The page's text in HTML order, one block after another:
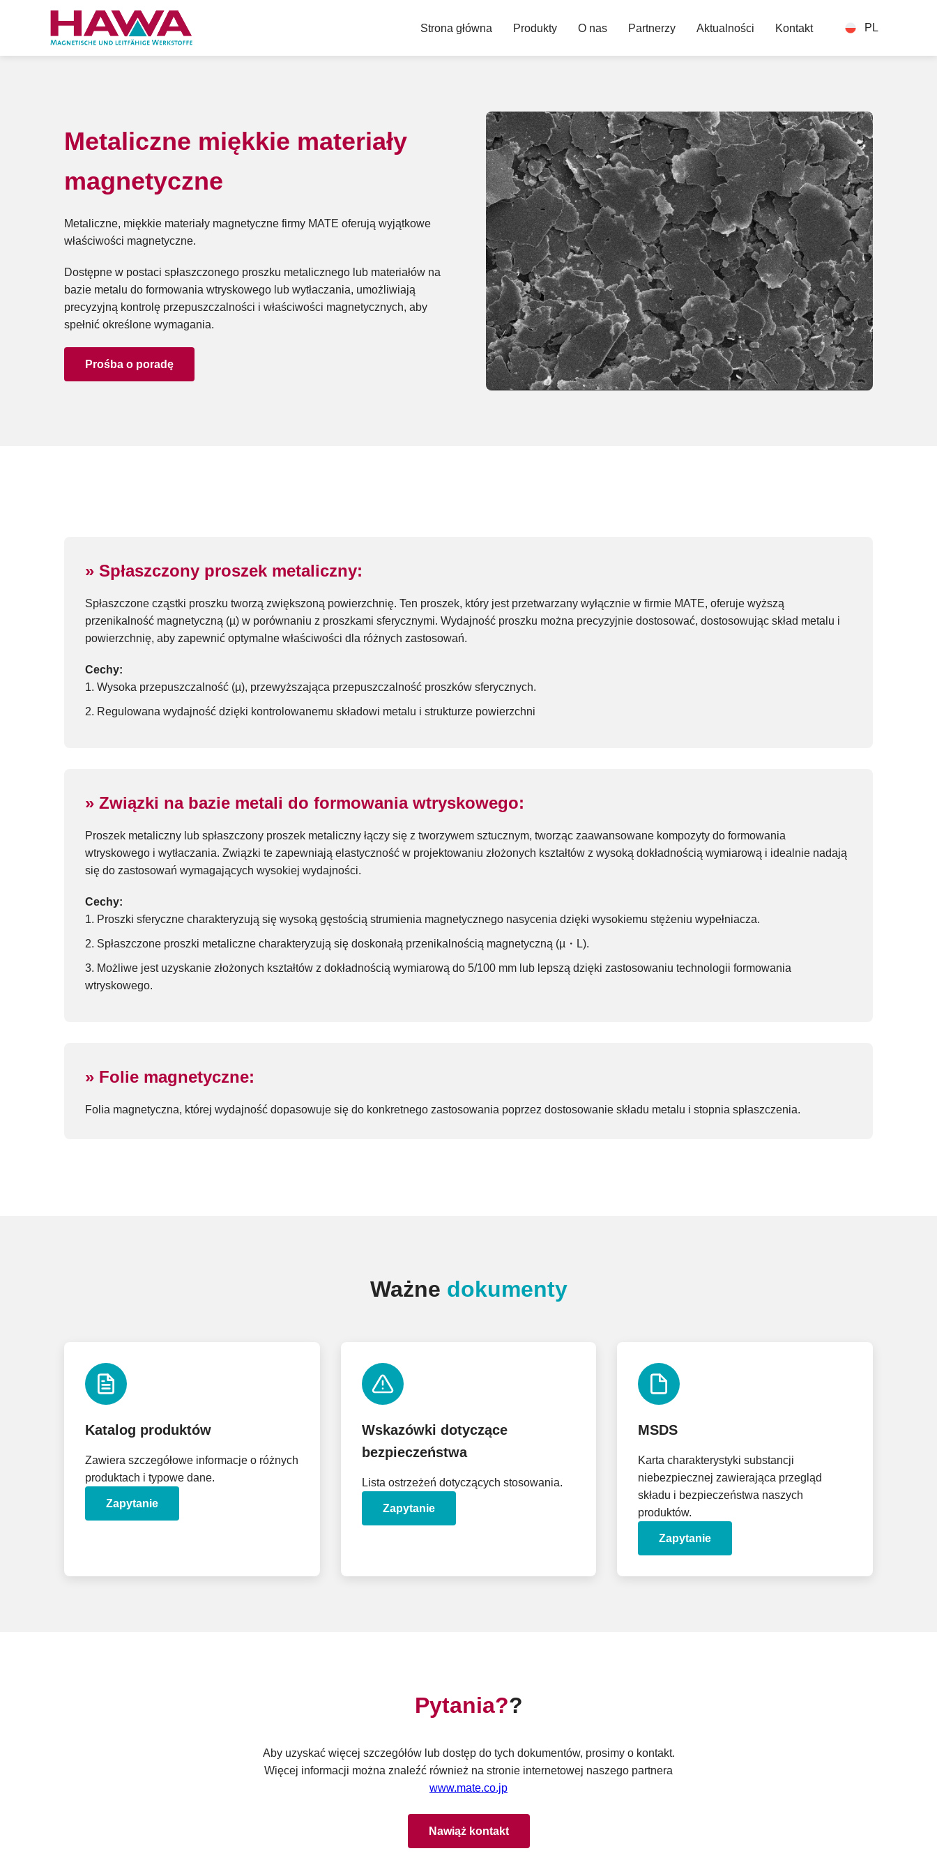
Strona główna Produkty O nas Partnerzy Aktualności Kontakt PL
Metaliczne miękkie materiały
magnetyczne
Metaliczne, miękkie materiały magnetyczne firmy MATE oferują wyjątkowe
właściwości magnetyczne.
Dostępne w postaci spłaszczonego proszku metalicznego lub materiałów na
bazie metalu do formowania wtryskowego lub wytłaczania, umożliwiają
precyzyjną kontrolę przepuszczalności i właściwości magnetycznych, aby
spełnić określone wymagania.
Prośba o poradę
» Spłaszczony proszek metaliczny:
Spłaszczone cząstki proszku tworzą zwiększoną powierzchnię. Ten proszek, który jest przetwarzany wyłącznie w firmie MATE, oferuje wyższą
przenikalność magnetyczną (µ) w porównaniu z proszkami sferycznymi. Wydajność proszku można precyzyjnie dostosować, dostosowując skład metalu i
powierzchnię, aby zapewnić optymalne właściwości dla różnych zastosowań.
Cechy:
Wysoka przepuszczalność (µ), przewyższająca przepuszczalność proszków sferycznych.
Regulowana wydajność dzięki kontrolowanemu składowi metalu i strukturze powierzchni
» Związki na bazie metali do formowania wtryskowego:
Proszek metaliczny lub spłaszczony proszek metaliczny łączy się z tworzywem sztucznym, tworząc zaawansowane kompozyty do formowania
wtryskowego i wytłaczania. Związki te zapewniają elastyczność w projektowaniu złożonych kształtów z wysoką dokładnością wymiarową i idealnie nadają
się do zastosowań wymagających wysokiej wydajności.
Cechy:
Proszki sferyczne charakteryzują się wysoką gęstością strumienia magnetycznego nasycenia dzięki wysokiemu stężeniu wypełniacza.
Spłaszczone proszki metaliczne charakteryzują się doskonałą przenikalnością magnetyczną (µ・L).
Możliwe jest uzyskanie złożonych kształtów z dokładnością wymiarową do 5/100 mm lub lepszą dzięki zastosowaniu technologii formowania
wtryskowego.
» Folie magnetyczne:
Folia magnetyczna, której wydajność dopasowuje się do konkretnego zastosowania poprzez dostosowanie składu metalu i stopnia spłaszczenia.
Ważne dokumenty
Katalog produktów
Zawiera szczegółowe informacje o różnych
produktach i typowe dane.
Zapytanie
Wskazówki dotyczące
bezpieczeństwa
Lista ostrzeżeń dotyczących stosowania.
Zapytanie
MSDS
Karta charakterystyki substancji
niebezpiecznej zawierająca przegląd
składu i bezpieczeństwa naszych
produktów.
Zapytanie
Pytania??
Aby uzyskać więcej szczegółów lub dostęp do tych dokumentów, prosimy o kontakt.
Więcej informacji można znaleźć również na stronie internetowej naszego partnera
www.mate.co.jp
Nawiąż kontakt